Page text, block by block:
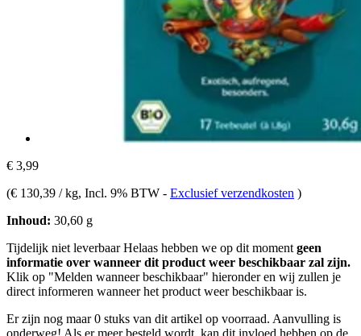
€ 3,99
(€ 130,39 / kg, Incl. 9% BTW - Exclusief verzendkosten )
Inhoud: 30,60 g
Tijdelijk niet leverbaarHelaas hebben we op dit moment geen
informatie over wanneer dit product weer beschikbaar zal zijn.
Klik op "Melden wanneer beschikbaar" hieronder en wij zullen je
direct informeren wanneer het product weer beschikbaar is.
Er zijn nog maar 0 stuks van dit artikel op voorraad. Aanvulling is
onderweg! Als er meer besteld wordt, kan dit invloed hebben op de